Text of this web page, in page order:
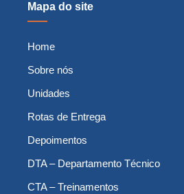
Mapa do site
Home
Sobre nós
Unidades
Rotas de Entrega
Depoimentos
DTA – Departamento Técnico
CTA – Treinamentos